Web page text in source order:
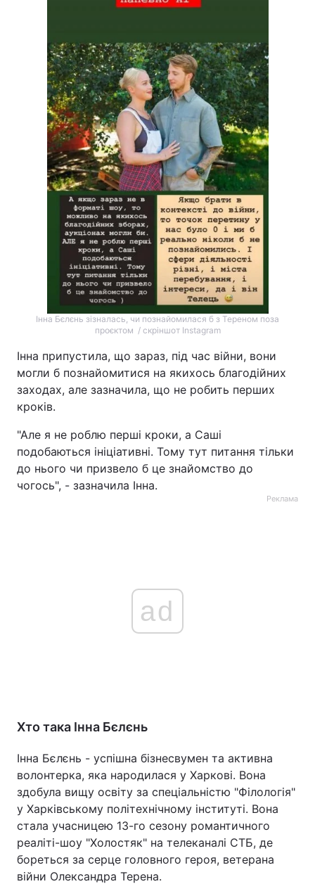
Інна Бєлєнь зізналась, чи познайомилася б з Тереном поза
проєктом / скріншот Instagram
Інна припустила, що зараз, під час війни, вони
могли б познайомитися на якихось благодійних
заходах, але зазначила, що не робить перших
кроків.
"Але я не роблю перші кроки, а Саші
подобаються ініціативні. Тому тут питання тільки
до нього чи призвело б це знайомство до
чогось", - зазначила Інна.
Реклама
ad
Хто така Інна Бєлєнь
Інна Бєлєнь - успішна бізнесвумен та активна
волонтерка, яка народилася у Харкові. Вона
здобула вищу освіту за спеціальністю "Філологія"
у Харківському політехнічному інституті. Вона
стала учасницею 13-го сезону романтичного
реаліті-шоу "Холостяк" на телеканалі СТБ, де
бореться за серце головного героя, ветерана
війни Олександра Терена.